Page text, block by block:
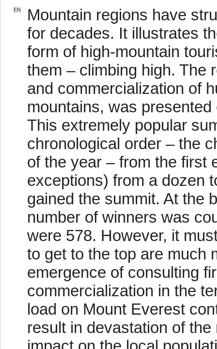
EN
Mountain regions have
for decades. It illustrates
form of high-mountain
them – climbing high. The
and commercialization of
mountains, was
This extremely popular
chronological order – the
of the year – from the first
exceptions) from a dozen
gained the summit. At the
number of winners was
were 578. However, it
to get to the top are much
emergence of consulting
commercialization in the
load on Mount Everest
result in devastation of